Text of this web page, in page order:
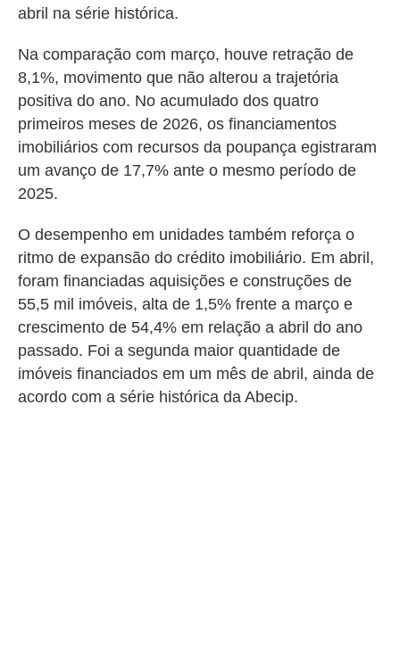
abril na série histórica.
Na comparação com março, houve retração de
8,1%, movimento que não alterou a trajetória
positiva do ano. No acumulado dos quatro
primeiros meses de 2026, os financiamentos
imobiliários com recursos da poupança egistraram
um avanço de 17,7% ante o mesmo período de
2025.
O desempenho em unidades também reforça o
ritmo de expansão do crédito imobiliário. Em abril,
foram financiadas aquisições e construções de
55,5 mil imóveis, alta de 1,5% frente a março e
crescimento de 54,4% em relação a abril do ano
passado. Foi a segunda maior quantidade de
imóveis financiados em um mês de abril, ainda de
acordo com a série histórica da Abecip.